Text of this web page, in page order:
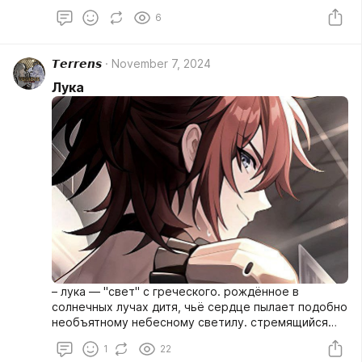
6
𝙏𝙚𝙧𝙧𝙚𝙣𝙨 November 7, 2024
Лука
– лука — "свет" с греческого. рождённое в
солнечных лучах дитя, чьё сердце пылает подобно
необъятному небесному светилу. стремящийся
обмерзнувшей тоской клеткой рёбер, мальчонка
1 22